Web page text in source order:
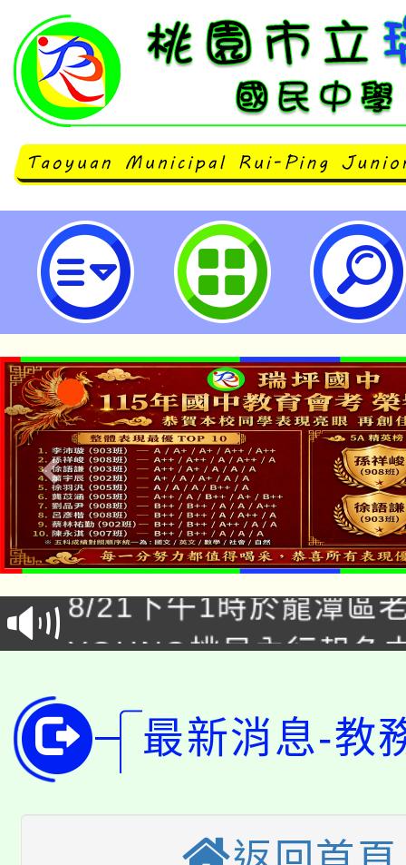
115年(增能工作坊＋藝術祭共享
跨域實踐中的美感重塑」-桃園市
「本色祭」8/29、30在
場熱烈登場!
8/21下午1時於龍潭區
徵才活動。
YOUNG桃局內行報名
開!
115年桃園市運動會8/
田徑場及游泳池舉行。
桃園市低收入戶享有免
視費優惠，中低收入戶
大園自造教育及科技中
最新消息-教